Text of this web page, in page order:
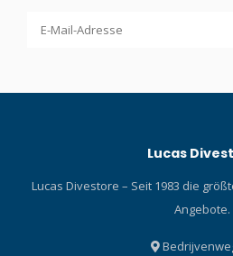
Lucas
Lucas Divestore – Seit 1983 die
Angebote.